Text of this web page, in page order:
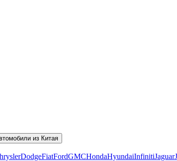
из Китая
DodgeFiatFordGMCHondaHyundaiInfinitiJaguar